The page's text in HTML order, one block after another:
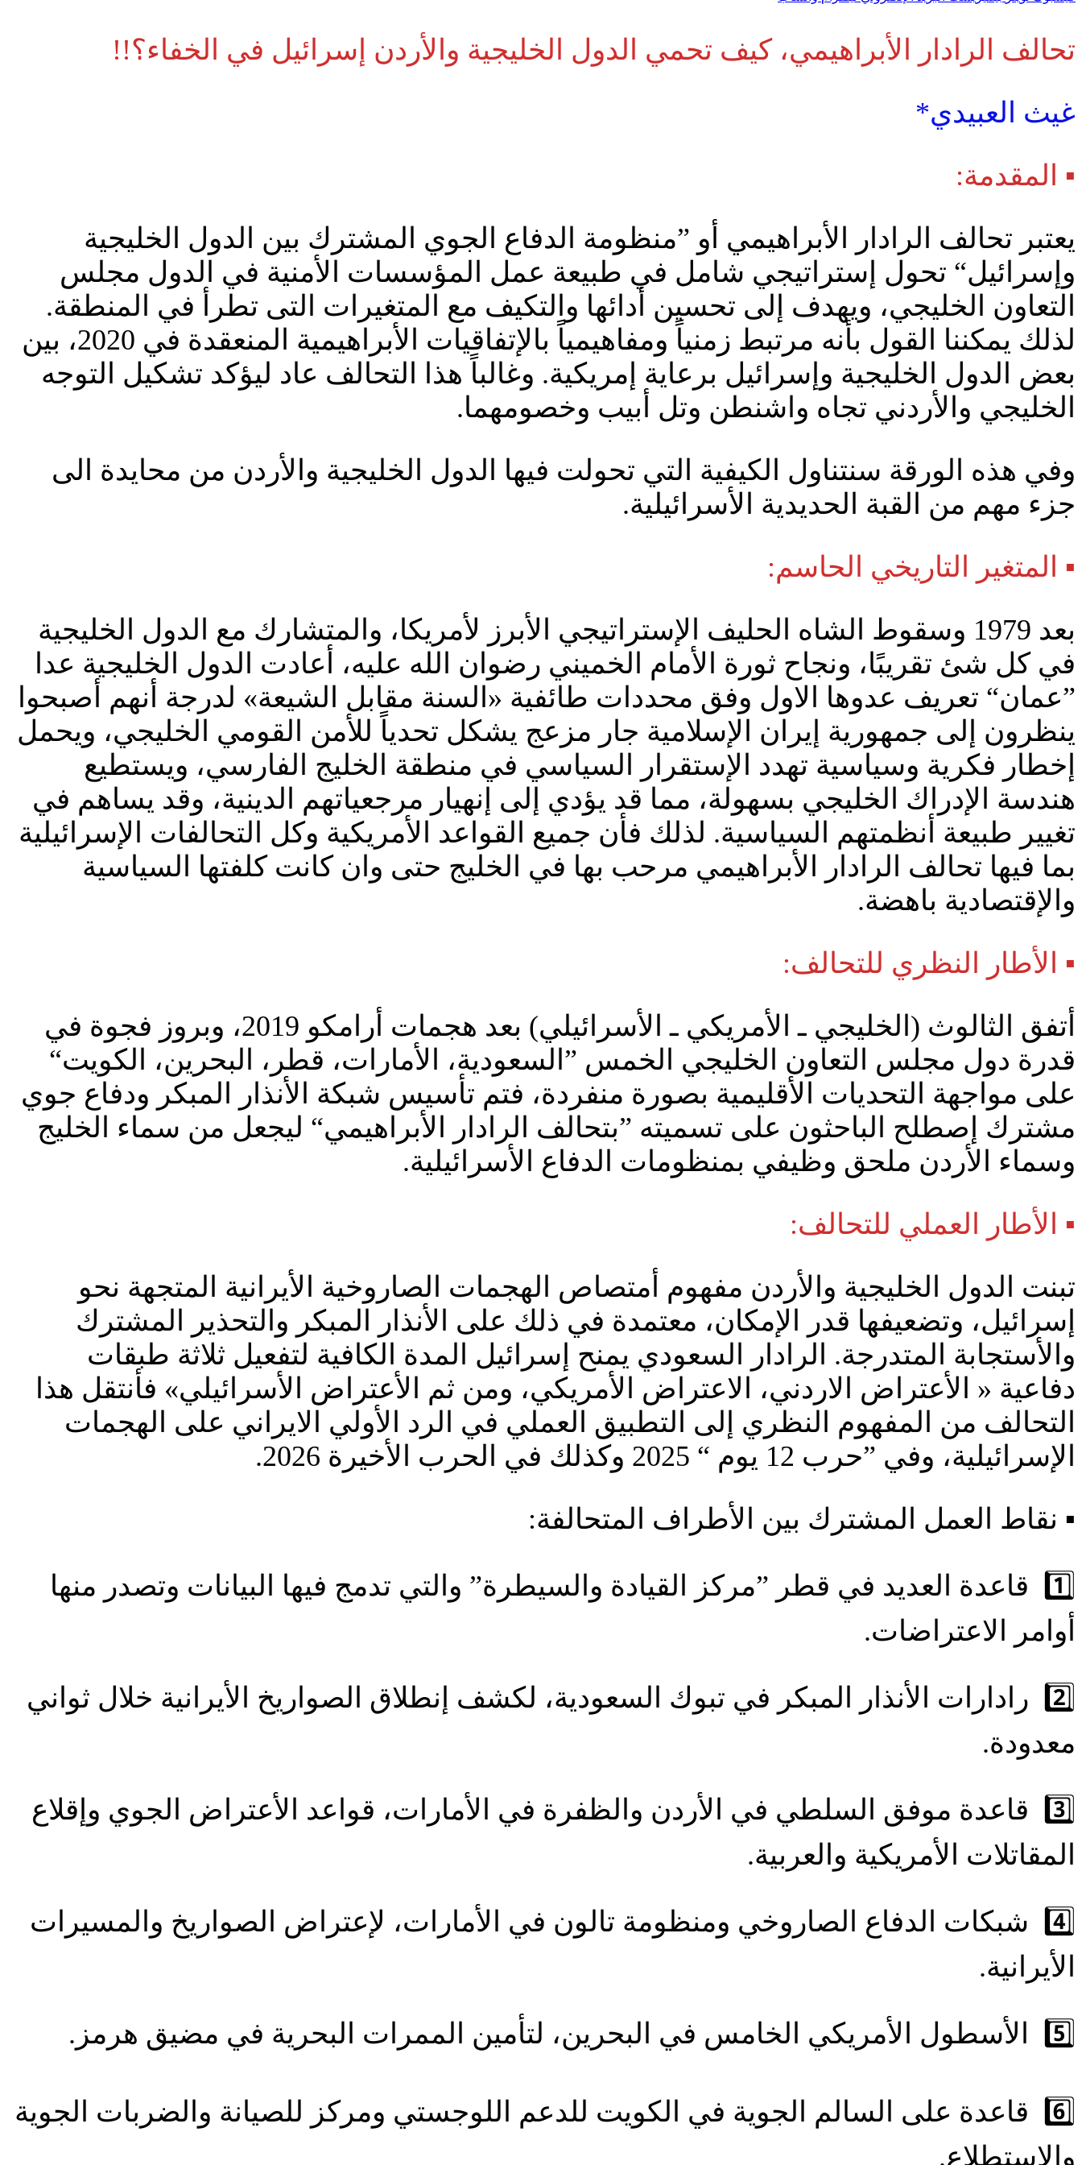
غيث العبيدي*
▪️ المقدمة:
يعتبر تحالف الرادار الأبراهيمي أو ”منظومة الدفاع الجوي المشترك بين الدول الخليجية
وإسرائيل“ تحول إستراتيجي شامل في طبيعة عمل المؤسسات الأمنية في الدول مجلس
التعاون الخليجي، ويهدف إلى تحسين أدائها والتكيف مع المتغيرات التى تطرأ في المنطقة.
لذلك يمكننا القول بأنه مرتبط زمنياً ومفاهيمياً بالإتفاقيات الأبراهيمية المنعقدة في 2020، بين
بعض الدول الخليجية وإسرائيل برعاية إمريكية. وغالباً هذا التحالف عاد ليؤكد تشكيل التوجه
الخليجي والأردني تجاه واشنطن وتل أبيب وخصومهما.
وفي هذه الورقة سنتناول الكيفية التي تحولت فيها الدول الخليجية والأردن من محايدة الى
جزء مهم من القبة الحديدية الأسرائيلية.
▪️ المتغير التاريخي الحاسم:
بعد 1979 وسقوط الشاه الحليف الإستراتيجي الأبرز لأمريكا، والمتشارك مع الدول الخليجية
في كل شئ تقريبًا، ونجاح ثورة الأمام الخميني رضوان الله عليه، أعادت الدول الخليجية عدا
”عمان“ تعريف عدوها الاول وفق محددات طائفية «السنة مقابل الشيعة» لدرجة أنهم أصبحوا
ينظرون إلى جمهورية إيران الإسلامية جار مزعج يشكل تحدياً للأمن القومي الخليجي، ويحمل
إخطار فكرية وسياسية تهدد الإستقرار السياسي في منطقة الخليج الفارسي، ويستطيع
هندسة الإدراك الخليجي بسهولة، مما قد يؤدي إلى إنهيار مرجعياتهم الدينية، وقد يساهم في
تغيير طبيعة أنظمتهم السياسية. لذلك فأن جميع القواعد الأمريكية وكل التحالفات الإسرائيلية
بما فيها تحالف الرادار الأبراهيمي مرحب بها في الخليج حتى وان كانت كلفتها السياسية
والإقتصادية باهضة.
▪️ الأطار النظري للتحالف:
أتفق الثالوث (الخليجي ـ الأمريكي ـ الأسرائيلي) بعد هجمات أرامكو 2019، وبروز فجوة في
قدرة دول مجلس التعاون الخليجي الخمس ”السعودية، الأمارات، قطر، البحرين، الكويت“
على مواجهة التحديات الأقليمية بصورة منفردة، فتم تأسيس شبكة الأنذار المبكر ودفاع جوي
مشترك إصطلح الباحثون على تسميته ”بتحالف الرادار الأبراهيمي“ ليجعل من سماء الخليج
وسماء الأردن ملحق وظيفي بمنظومات الدفاع الأسرائيلية.
▪️ الأطار العملي للتحالف:
تبنت الدول الخليجية والأردن مفهوم أمتصاص الهجمات الصاروخية الأيرانية المتجهة نحو
إسرائيل، وتضعيفها قدر الإمكان، معتمدة في ذلك على الأنذار المبكر والتحذير المشترك
والأستجابة المتدرجة. الرادار السعودي يمنح إسرائيل المدة الكافية لتفعيل ثلاثة طبقات
دفاعية « الأعتراض الاردني، الاعتراض الأمريكي، ومن ثم الأعتراض الأسرائيلي» فأنتقل هذا
التحالف من المفهوم النظري إلى التطبيق العملي في الرد الأولي الايراني على الهجمات
الإسرائيلية، وفي ”حرب 12 يوم “ 2025 وكذلك في الحرب الأخيرة 2026.
▪️ نقاط العمل المشترك بين الأطراف المتحالفة:
1️⃣ قاعدة العديد في قطر ”مركز القيادة والسيطرة” والتي تدمج فيها البيانات وتصدر منها
أوامر الاعتراضات.
2️⃣ رادارات الأنذار المبكر في تبوك السعودية، لكشف إنطلاق الصواريخ الأيرانية خلال ثواني
معدودة.
3️⃣ قاعدة موفق السلطي في الأردن والظفرة في الأمارات، قواعد الأعتراض الجوي وإقلاع
المقاتلات الأمريكية والعربية.
4️⃣ شبكات الدفاع الصاروخي ومنظومة تالون في الأمارات، لإعتراض الصواريخ والمسيرات
الأيرانية.
5️⃣ الأسطول الأمريكي الخامس في البحرين، لتأمين الممرات البحرية في مضيق هرمز.
6️⃣ قاعدة على السالم الجوية في الكويت للدعم اللوجستي ومركز للصيانة والضربات الجوية
والإستطلاع.